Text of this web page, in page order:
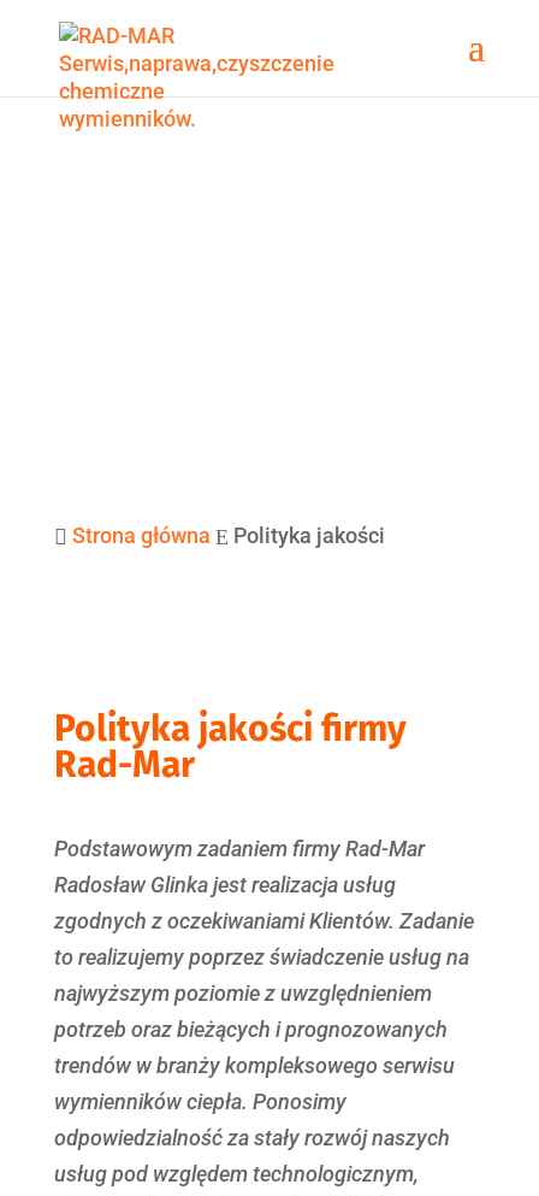
 Strona główna E Polityka jakości
Polityka jakości firmy
Rad-Mar
Podstawowym zadaniem firmy Rad-Mar
Radosław Glinka jest realizacja usług
zgodnych z oczekiwaniami Klientów. Zadanie
to realizujemy poprzez świadczenie usług na
najwyższym poziomie z uwzględnieniem
potrzeb oraz bieżących i prognozowanych
trendów w branży kompleksowego serwisu
wymienników ciepła. Ponosimy
odpowiedzialność za stały rozwój naszych
usług pod względem technologicznym,